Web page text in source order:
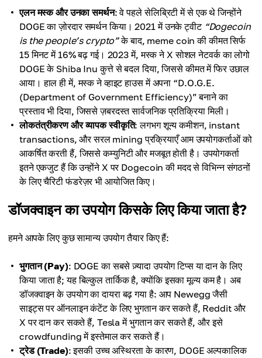
एलन मस्क और उनका समर्थन: वे पहले सेलिब्रिटी में से एक थे जिन्होंने
DOGE का ज़ोरदार समर्थन किया। 2021 में उनके ट्वीट “Dogecoin
is the people’s crypto”के बाद, meme coin की कीमत सिर्फ
15 मिनट में 16% बढ़ गई। 2023 में, मस्क ने X सोशल नेटवर्क का लोगो
DOGE के Shiba Inu कुत्ते से बदल दिया, जिससे कीमत में फिर उछाल
आया। हाल ही में, मस्क ने व्हाइट हाउस में अपना “D.O.G.E.
(Department of Government Efficiency)” बनाने का
प्रस्ताव भी दिया, जिससे ज़बरदस्त सार्वजनिक प्रतिक्रिया मिली।
लोकतंत्रीकरण और व्यापक स्वीकृति: लगभग शून्य कमीशन, instant
transactions, और सरल mining प्रक्रियाएँ आम उपयोगकर्ताओं को
आकर्षित करती हैं, जिससे कम्युनिटी और मजबूत होती है। उपयोगकर्ता
इतने एकजुट हैं कि उन्होंने X पर Dogecoin की मदद से विभिन्न संगठनों
के लिए चैरिटी फंडरेज़र भी आयोजित किए।
डॉजक्वाइन का उपयोग किसके लिए किया जाता है?
हमने आपके लिए कुछ सामान्य उपयोग तैयार किए हैं:
भुगतान (Pay): DOGE का सबसे ज़्यादा उपयोग टिप्स या दान के लिए
किया जाता है; यह बिल्कुल तार्किक है, क्योंकि इसका मूल्य कम है। अब
डॉजक्वाइन के उपयोग का दायरा बढ़ गया है: आप Newegg जैसी
साइट्स पर ऑनलाइन कंटेंट के लिए भुगतान कर सकते हैं, Reddit और
X पर दान कर सकते हैं, Tesla में भुगतान कर सकते हैं, और इसे
crowdfunding में इस्तेमाल कर सकते हैं।
ट्रेड (Trade): इसकी उच्च अस्थिरता के कारण, DOGE अल्पकालिक